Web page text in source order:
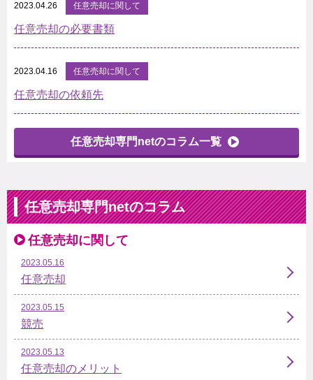
2023.04.26 任意売却に関して
任意売却の必要書類
2023.04.16 任意売却に関して
任意売却の依頼先
任意売却専門netのコラム一覧
任意売却専門netのコラム
任意売却に関して
2023.05.16
任意売却
2023.05.15
競売
2023.05.13
任意売却のメリット